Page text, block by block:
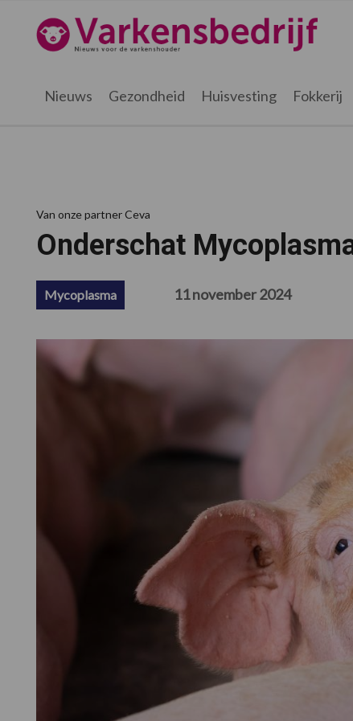
hoofdnavigatie
hoofd
eerste
voettekst
Varkensbedrijf.be
Nieuws Gezondheid Huisvesting Fokkerij
Van onze partner Ceva
Onderschat
Mycoplasma 11 november 2024